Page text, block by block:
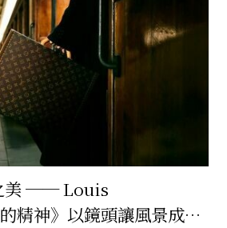
美 ── Louis
精神》以鏡頭讓風景成為